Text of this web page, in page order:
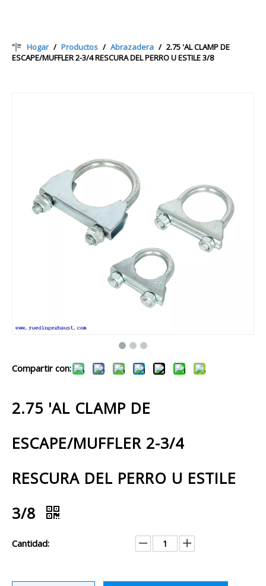
Hogar / Productos / Abrazadera / 2.75 'AL CLAMP DE
ESCAPE/MUFFLER 2-3/4 RESCURA DEL PERRO U ESTILE 3/8
Compartir con:
2.75 'AL CLAMP DE
ESCAPE/MUFFLER 2-3/4
RESCURA DEL PERRO U ESTILE
3/8
Cantidad: